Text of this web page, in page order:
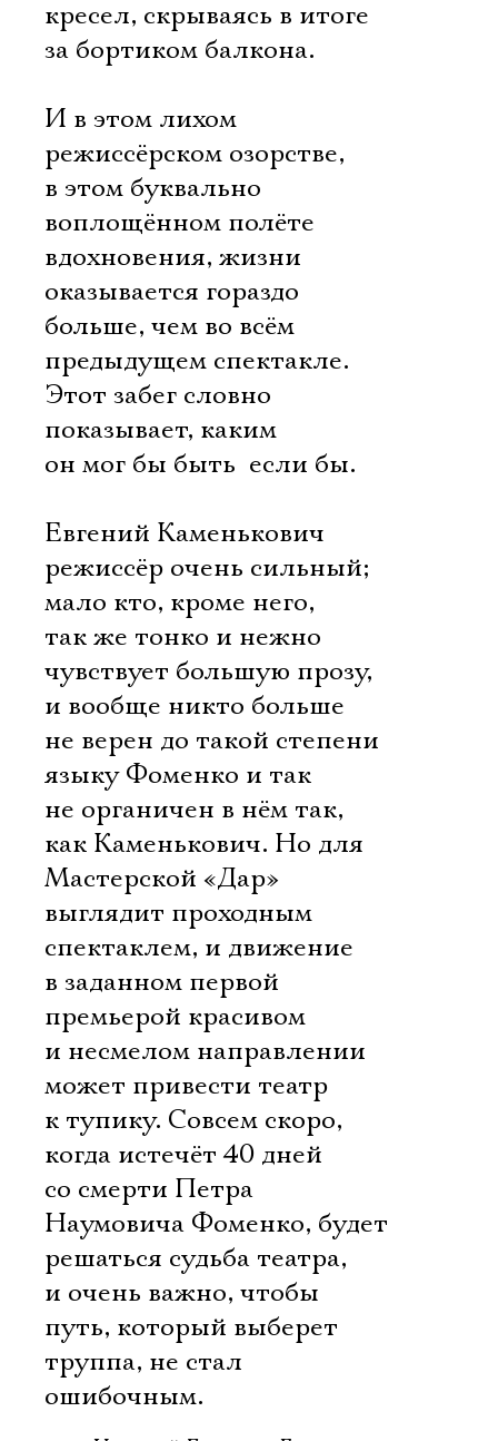
кресел, скрываясь в итоге
за бортиком балкона.
И в этом лихом
режиссёрском озорстве,
в этом буквально
воплощённом полёте
вдохновения, жизни
оказывается гораздо
больше, чем во всём
предыдущем спектакле.
Этот забег словно
показывает, каким
он мог бы быть  если бы.
Евгений Каменькович 
режиссёр очень сильный;
мало кто, кроме него,
так же тонко и нежно
чувствует большую прозу,
и вообще никто больше
не верен до такой степени
языку Фоменко и так
не органичен в нём так,
как Каменькович. Но для
Мастерской «Дар»
выглядит проходным
спектаклем, и движение
в заданном первой
премьерой красивом
и несмелом направлении
может привести театр
к тупику. Совсем скоро,
когда истечёт 40 дней
со смерти Петра
Наумовича Фоменко, будет
решаться судьба театра,
и очень важно, чтобы
путь, который выберет
труппа, не стал
ошибочным.